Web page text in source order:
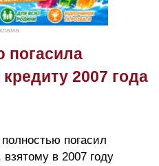
погасила
2007 года
погасил
взятому в 2007 году